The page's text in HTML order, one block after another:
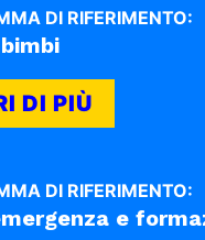
DI RIFERIMENTO:
DI PIÙ
DI RIFERIMENTO:
e